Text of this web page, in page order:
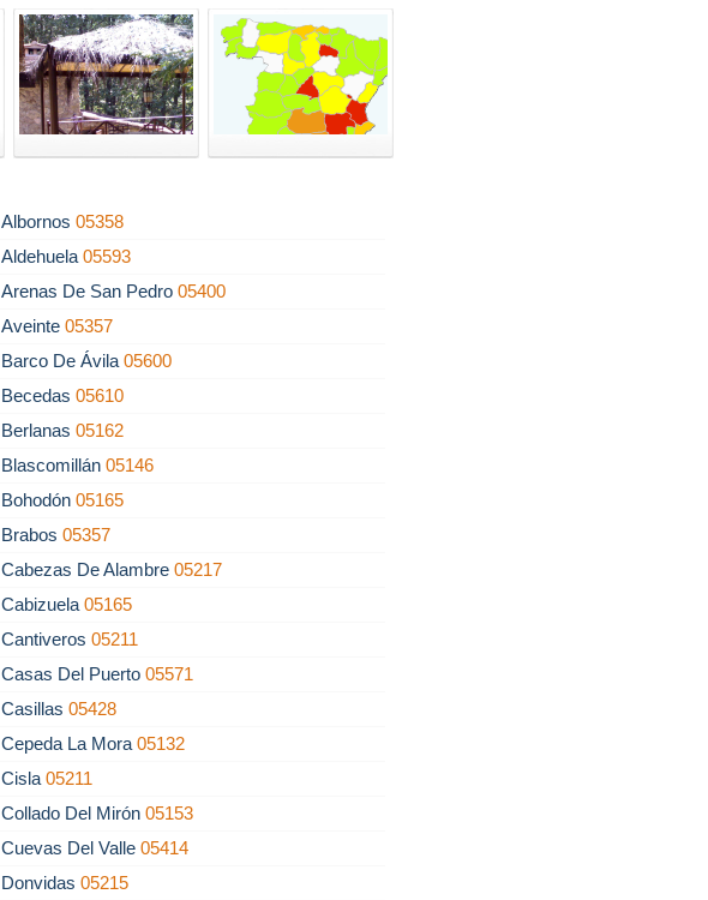
Albornos05358
Aldehuela05593
Arenas De San Pedro05400
Aveinte05357
Barco De Ávila05600
Becedas05610
Berlanas05162
Blascomillán05146
Bohodón05165
Brabos05357
Cabezas De Alambre05217
Cabizuela05165
Cantiveros05211
Casas Del Puerto05571
Casillas05428
Cepeda La Mora05132
Cisla05211
Collado Del Mirón05153
Cuevas Del Valle05414
Donvidas05215